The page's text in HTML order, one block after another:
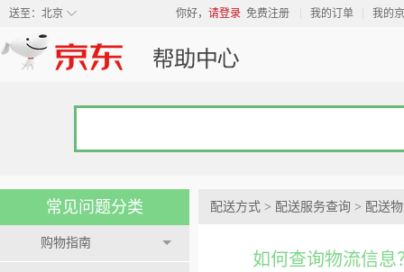
◇
送至： 北京 你好， 请登录 免费注册 我的订单 我的
常见问题分类
购物指南
配送方式 > 配送服务查询 > 配送
如何查询物流信息